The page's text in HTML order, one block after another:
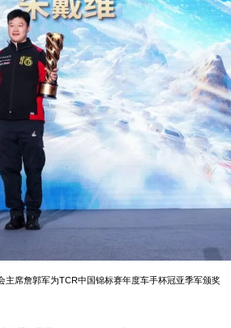
主席詹郭军为TCR中国锦标赛年度车手杯冠亚季军颁奖